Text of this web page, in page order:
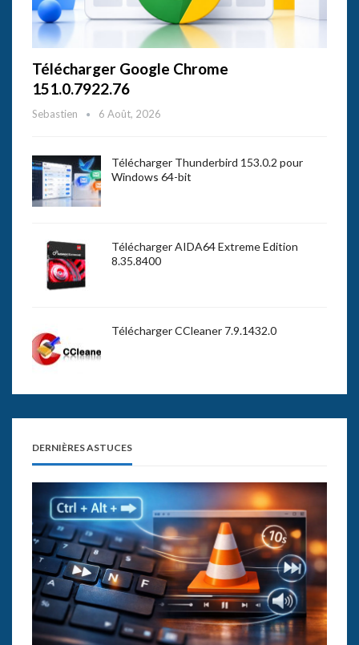
Télécharger Google Chrome
151.0.7922.76
Sebastien 6 Août, 2026
Télécharger Thunderbird 153.0.2 pour
Windows 64-bit
Télécharger AIDA64 Extreme Edition
8.35.8400
Télécharger CCleaner 7.9.1432.0
DERNIÈRES ASTUCES